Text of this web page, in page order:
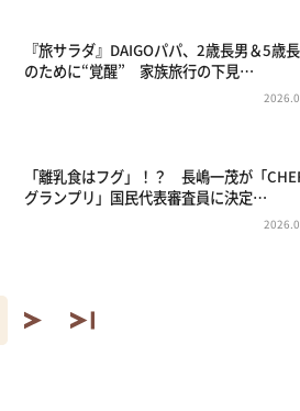
『旅サラダ』DAIGOパパ、2歳長男＆5歳
のために“覚醒” 家族旅行の下見…
「離乳食はフグ」！？ 長嶋一茂が「
グランプリ」国民代表審査員に決定…